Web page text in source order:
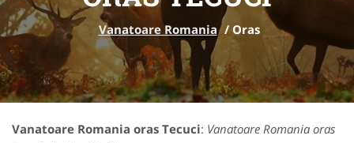
Vanatoare Romania / Oras
Vanatoare Romania oras Tecuci: Vanatoare Romania oras